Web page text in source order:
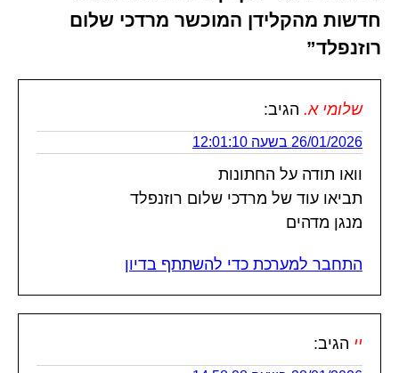
חדשות מהקלידן המוכשר מרדכי שלום
רוזנפלד”
שלומי א. הגיב:
26/01/2026 בשעה 12:01:10
וואו תודה על החתונות
תביאו עוד של מרדכי שלום רוזנפלד
מנגן מדהים
התחבר למערכת כדי להשתתף בדיון
יי הגיב: